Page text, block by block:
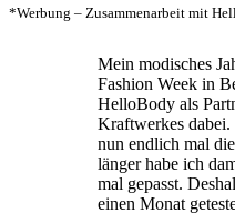
*Werbung – Zusammenarbeit mit
Mein modisches
Fashion Week in
HelloBody als
Kraftwerkes dabei.
nun endlich mal
länger habe ich
mal gepasst.
einen Monat